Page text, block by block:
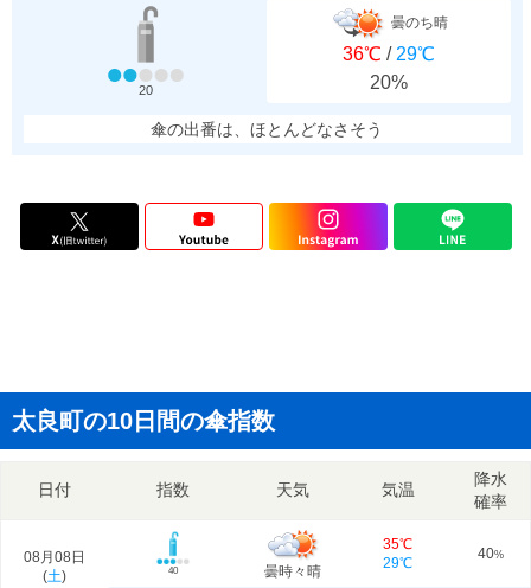
20
曇のち晴
36℃ / 29℃
20%
傘の出番は、ほとんどなさそう
太良町の10日間の傘指数
日付 指数 天気 気温
降水
確率
08月08日
(土) 40 曇時々晴
35℃
29℃
40%